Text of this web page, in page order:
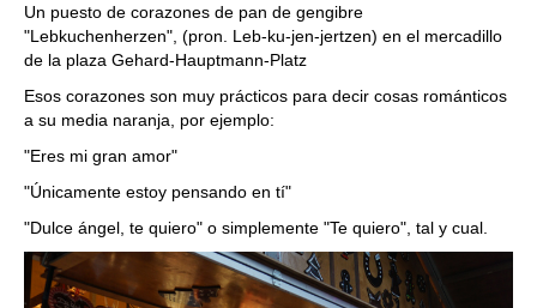
Un puesto de corazones de pan de gengibre
"Lebkuchenherzen", (pron. Leb-ku-jen-jertzen) en el mercadillo
de la plaza Gehard-Hauptmann-Platz
Esos corazones son muy prácticos para decir cosas románticos
a su media naranja, por ejemplo:
"Eres mi gran amor"
"Únicamente estoy pensando en tí"
"Dulce ángel, te quiero" o simplemente "Te quiero", tal y cual.